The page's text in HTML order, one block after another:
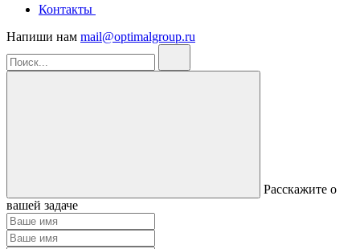
Контакты
Напиши нам mail@optimalgroup.ru
Расскажите о
вашей задаче